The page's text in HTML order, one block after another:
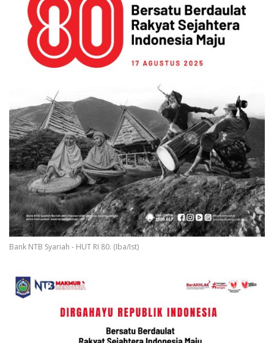
Bank NTB Syariah - HUT RI 80. (Iba/Ist)